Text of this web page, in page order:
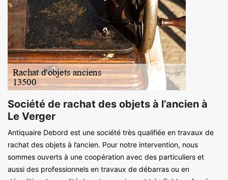
Société de rachat des objets à l’ancien à
Le Verger
Antiquaire Debord est une société très qualifiée en travaux de
rachat des objets à l’ancien. Pour notre intervention, nous
sommes ouverts à une coopération avec des particuliers et
aussi des professionnels en travaux de débarras ou en